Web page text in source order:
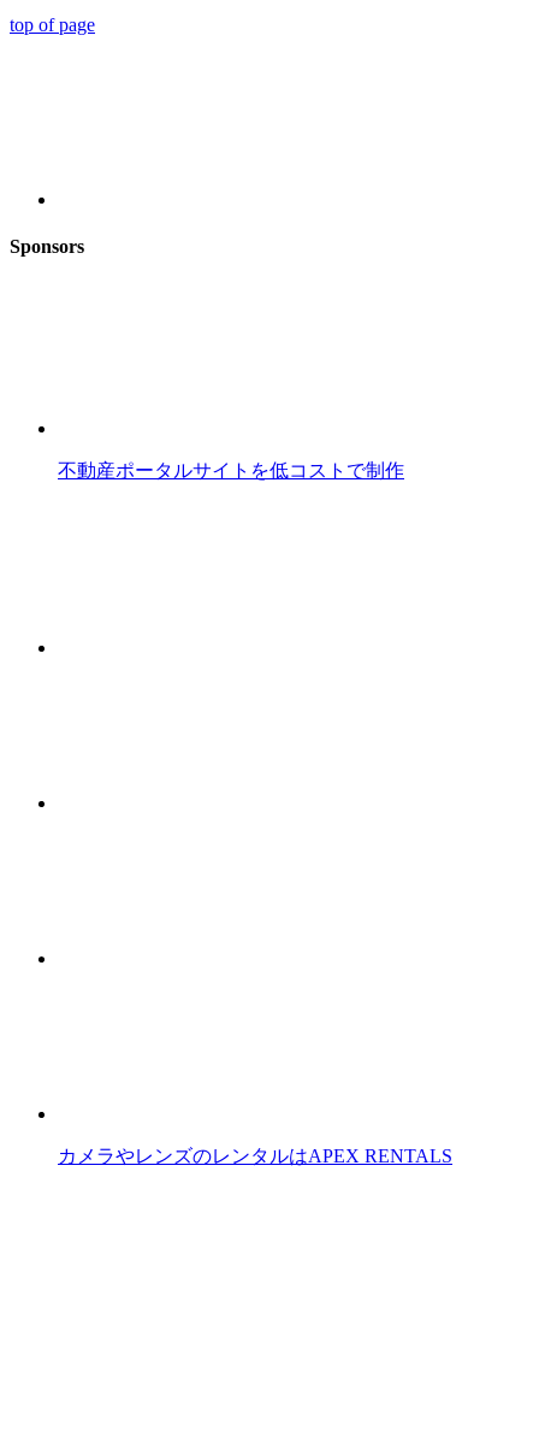
top of page
Sponsors
不動産ポータルサイトを低コストで制作
カメラやレンズのレンタルはAPEX RENTALS